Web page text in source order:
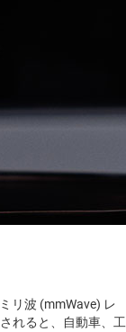
リ波 (mmWave) レ
れると、自動車、工